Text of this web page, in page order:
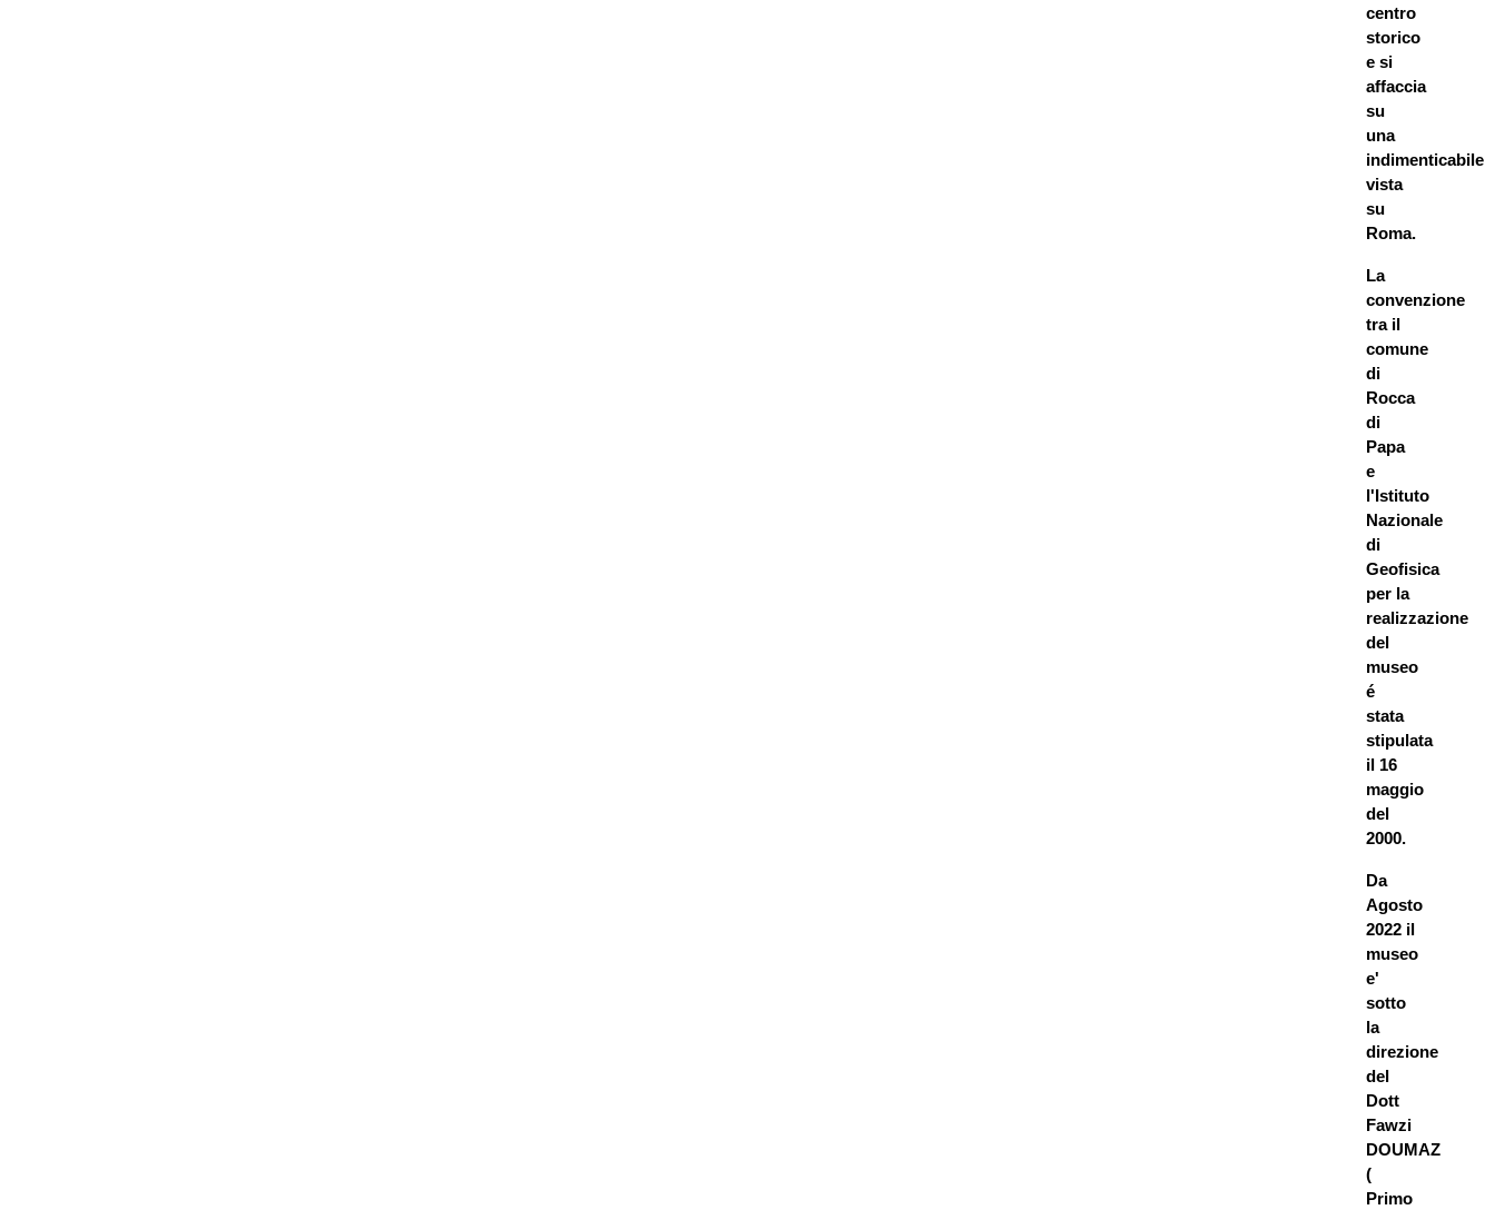
centro
storico
e si
affaccia
su
una
indimenticabile
vista
su
Roma.
La
convenzione
tra il
comune
di
Rocca
di
Papa
e
l'Istituto
Nazionale
di
Geofisica
per la
realizzazione
del
museo
é
stata
stipulata
il 16
maggio
del
2000.
Da
Agosto
2022 il
museo
e'
sotto
la
direzione
del
Dott
Fawzi
DOUMAZ
(
Primo